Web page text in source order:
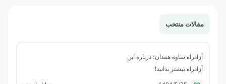
با سلام ،قیمت های عوارضی ساوه سلفچگان به روز
مقالات منتخب
آزادراه ساوه همدان؛ درباره این
آزادراه بیشتر بدانید!